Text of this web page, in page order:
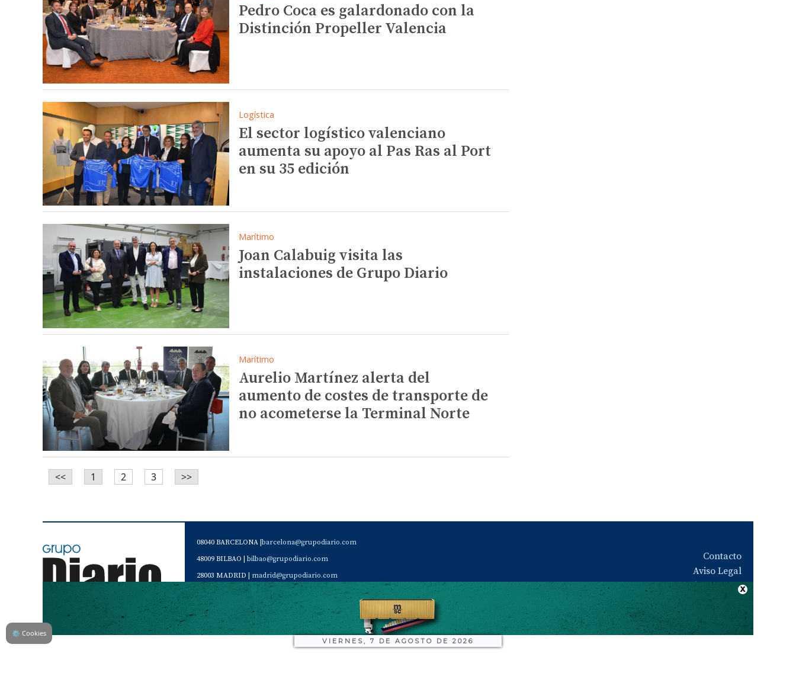
VIERNES, 7 DE AGOSTO DE 2026
Pedro Coca es galardonado con la
Distinción Propeller Valencia
Logística
El sector logístico valenciano
aumenta su apoyo al Pas Ras al Port
en su 35 edición
Marítimo
Joan Calabuig visita las
instalaciones de Grupo Diario
Marítimo
Aurelio Martínez alerta del
aumento de costes de transporte de
no acometerse la Terminal Norte
<< 1 2 3 >>
08040 BARCELONA | barcelona@grupodiario.com
48009 BILBAO | bilbao@grupodiario.com
28003 MADRID | madrid@grupodiario.com
46120 Alboraya. VALENCIA |
valencia@grupodiario.com
Servicio de Atención al Socio Suscriptor | sas@grupodiario.com
Teléfono de contacto de Diario del Puerto: 96 330 18 32
Contacto
Aviso Legal
Quiénes somos
Política de privacidad
⚙ Cookies